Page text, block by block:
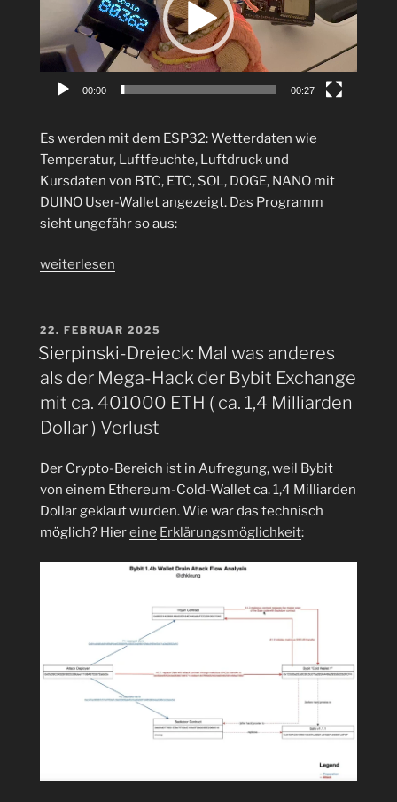
00:00 00:27
Es werden mit dem ESP32: Wetterdaten wie
Temperatur, Luftfeuchte, Luftdruck und
Kursdaten von BTC, ETC, SOL, DOGE, NANO mit
DUINO User-Wallet angezeigt. Das Programm
sieht ungefähr so aus:
„ESP32:
Temperatur,
Luftfeuchte,
Luftdruck
Kursdaten
von
ETC,
SOL,
DOGE,
NANO
und
anzeigen“
weiterlesen
VERÖFFENTLICHT
AM
22. FEBRUAR 2025
Sierpinski-Dreieck: Mal was anderes
als der Mega-Hack der Bybit Exchange
mit ca. 401000 ETH ( ca. 1,4 Milliarden
Dollar ) Verlust
Der Crypto-Bereich ist in Aufregung, weil Bybit
von einem Ethereum-Cold-Wallet ca. 1,4 Milliarden
Dollar geklaut wurden. Wie war das technisch
möglich? Hiereine Erklärungsmöglichkeit: